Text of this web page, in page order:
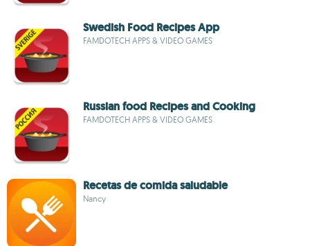
Swedish Food Recipes App
FAMDOTECH APPS & VIDEO GAMES
Russian food Recipes and Cooking
FAMDOTECH APPS & VIDEO GAMES
Recetas de comida saludable
Nancy